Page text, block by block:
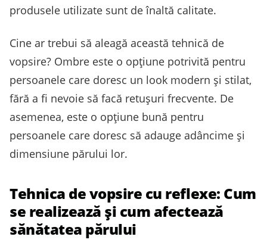
produsele utilizate sunt de înaltă calitate.
Cine ar trebui să aleagă această tehnică de
vopsire? Ombre este o opțiune potrivită pentru
persoanele care doresc un look modern și stilat,
fără a fi nevoie să facă retușuri frecvente. De
asemenea, este o opțiune bună pentru
persoanele care doresc să adauge adâncime și
dimensiune părului lor.
Tehnica de vopsire cu reflexe: Cum
se realizează și cum afectează
sănătatea părului